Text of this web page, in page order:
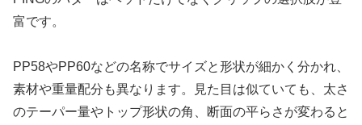
富です。
PP58やPP60などの名称でサイズと形状が細かく分かれ、
素材や重量配分も異なります。見た目は似ていても、太さ
のテーパー量やトップ形状の角、断面の平らさが変わると